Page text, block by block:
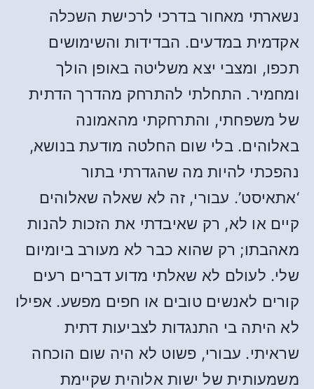
נשארתי מאחור בדרכי לרכישת השכלה
אקדמית במדעים. הבדידות והשימושים
תכפו, ומצבי יצא משליטה באופן הולך
ומחמיר. התחלתי להתרחק מהדרך הדתית
של משפחתי, והתרחקתי מהאמונה
באלוהים. בלי שום החלטה מודעת בנושא,
נהפכתי להיות מה שהגדרתי בתור
‘אתאיסט’. עבורי, זה לא שאלה שאלוהים
קיים או לא, רק שאיבדתי את הזכות להנות
מאהבתו; רק שהוא כבר לא מעורב ביומיום
שלי. לעולם לא שאלתי מדוע דברים רעים
קורים לאנשים טובים או חפים מפשע. אפילו
לא היתה בי התנגדות לצביעות דתית
שראיתי. עבורי, פשוט לא היה שום הוכחה
משמעותית של ישות אלוהית שקיימת